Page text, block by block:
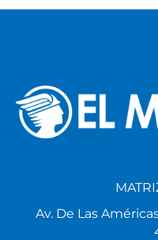
Av. De Las